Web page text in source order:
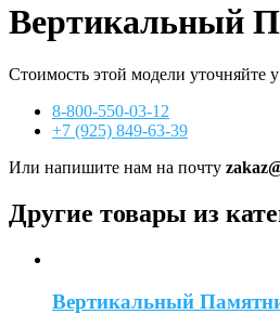
Вертикальный
Стоимость этой модели уточняйте
8-800-550-03-12
+7 (925) 849-63-39
Или напишите нам на почту
Другие товары из
Вертикальный